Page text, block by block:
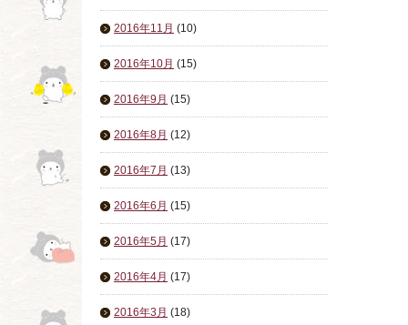
2016年11月 (10)
2016年10月 (15)
2016年9月 (15)
2016年8月 (12)
2016年7月 (13)
2016年6月 (15)
2016年5月 (17)
2016年4月 (17)
2016年3月 (18)